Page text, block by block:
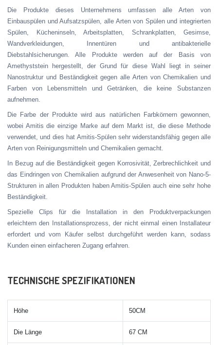
Die Produkte dieses Unternehmens umfassen alle Arten von
Einbauspülen und Aufsatzspülen, alle Arten von Spülen und integrierten
Spülen, Kücheninseln, Arbeitsplatten, Schrankplatten, Gesimse,
Wandverkleidungen, Innentüren und antibakterielle
Diebstahlsicherungen. Alle Produkte werden auf der Basis von
Amethyststein hergestellt, der Grund für diese Wahl liegt in seiner
Nanostruktur und Beständigkeit gegen alle Arten von Chemikalien und
Farben von Lebensmitteln und Getränken, die keine Substanzen
aufnehmen.
Die Farbe der Produkte wird aus natürlichen Farbkörnern gewonnen,
wobei Amitis die einzige Marke auf dem Markt ist, die diese Methode
verwendet, und dies hat Amitis-Spülen sehr widerstandsfähig gegen alle
Arten von Reinigungsmitteln und Chemikalien gemacht.
In Bezug auf die Beständigkeit gegen Korrosivität, Zerbrechlichkeit und
das Eindringen von Chemikalien aufgrund der Anwesenheit von Nano-5-
Strukturen in allen Produkten haben Amitis-Spülen auch eine sehr hohe
Beständigkeit.
Spezielle Clips für die Installation in den Produktverpackungen
erleichtern den Installationsprozess, der nicht einmal einen Installateur
erfordert und vom Käufer selbst durchgeführt werden kann, sodass
Kunden einen einfacheren Zugang erfahren.
TECHNISCHE SPEZIFIKATIONEN
Höhe 50CM
Die Länge 67 CM